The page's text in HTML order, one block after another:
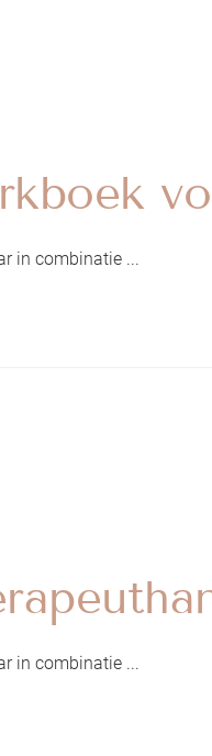
in combinatie ...
in combinatie ...